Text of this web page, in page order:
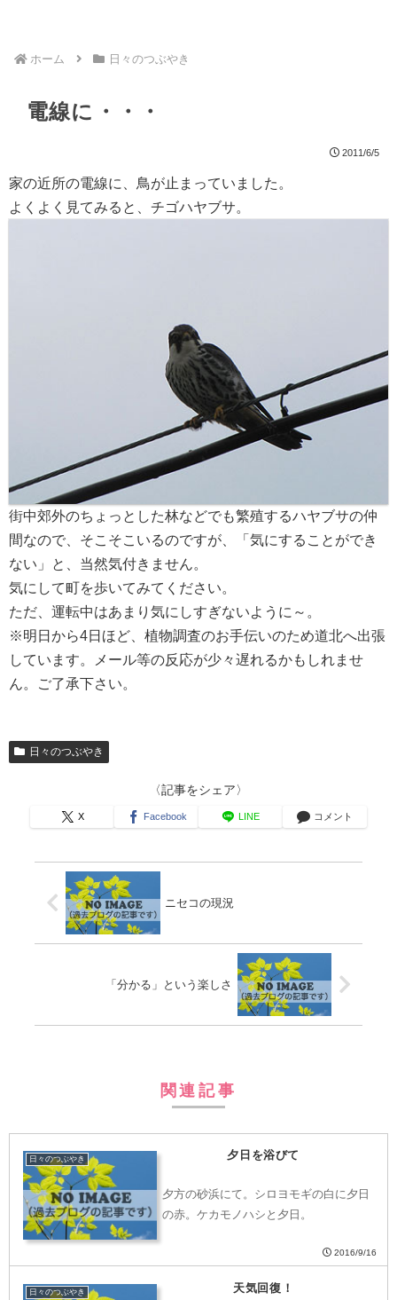
ホーム 日々のつぶやき
電線に・・・
2011/6/5
家の近所の電線に、鳥が止まっていました。
よくよく見てみると、チゴハヤブサ。
街中郊外のちょっとした林などでも繁殖するハヤブサの仲
間なので、そこそこいるのですが、「気にすることができ
ない」と、当然気付きません。
気にして町を歩いてみてください。
ただ、運転中はあまり気にしすぎないように～。
※明日から4日ほど、植物調査のお手伝いのため道北へ出張
しています。メール等の反応が少々遅れるかもしれませ
ん。ご了承下さい。
日々のつぶやき
〈記事をシェア〉
X Facebook LINE コメント
ニセコの現況
「分かる」という楽しさ
関連記事
日々のつぶやき 夕日を浴びて
夕方の砂浜にて。シロヨモギの白に夕日
の赤。ケカモノハシと夕日。
2016/9/16
日々のつぶやき 天気回復！